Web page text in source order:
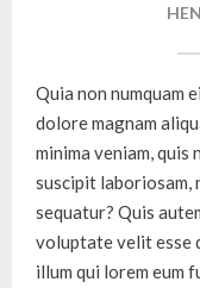
Quia non numquam
dolore magnam
minima veniam,
suscipit laboriosam,
sequatur? Quis
voluptate velit esse
illum qui lorem eum